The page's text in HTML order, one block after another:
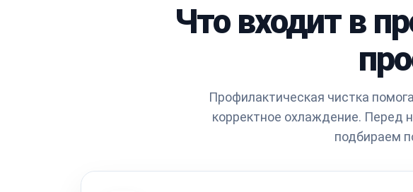
Что входит в
Профилактическая чистка
корректное охлаждение. Перед
подбираем